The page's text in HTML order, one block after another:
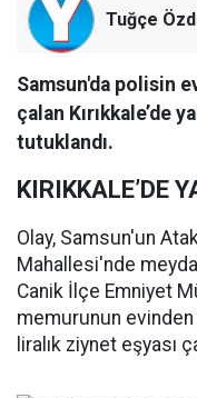
Tuğçe
Samsun'da polisin
çalan Kırıkkale’de
tutuklandı.
KIRIKKALE’DE
Olay, Samsun'un
Mahallesi'nde
Canik İlçe Emniyet
memurunun evinden
liralık ziynet eşyası